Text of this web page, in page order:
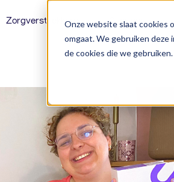
Onze website slaat cookies
omgaat. We gebruiken
de cookies die we gebruiken.
Zorgverstrekkers Over ons